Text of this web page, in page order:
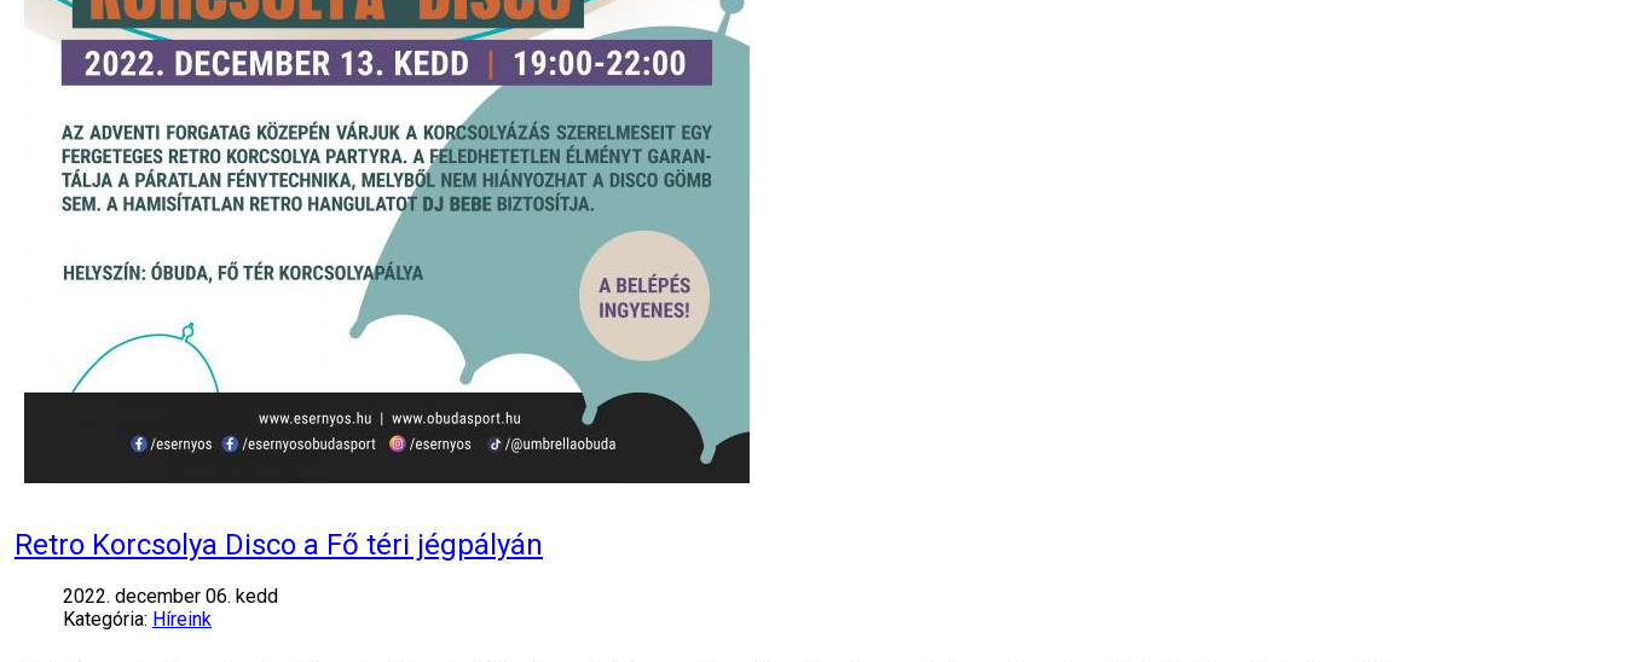
Retro Korcsolya Disco a Fő téri jégpályán
2022. december 06. kedd
Kategória: Híreink